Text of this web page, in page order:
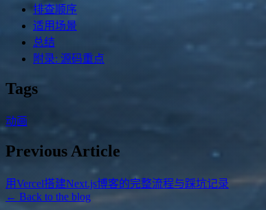
排查顺序
适用场景
总结
附录: 源码重点
Tags
动画
Previous Article
用Vercel搭建Next.js博客的完整流程与踩坑记录
← Back to the blog